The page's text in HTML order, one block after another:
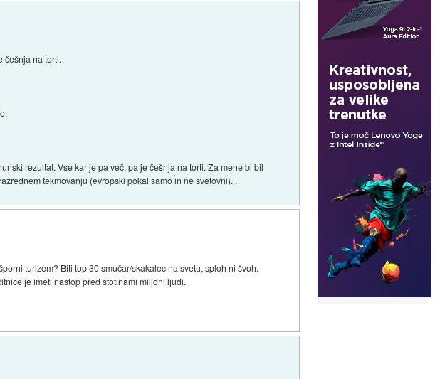
češnja na torti.
rezultat. Vse kar je pa več, pa je češnja na torti. Za mene bi bil
tekmovanju (evropski pokal samo in ne svetovni)...
turizem? Biti top 30 smučar/skakalec na svetu, sploh ni švoh.
je imeti nastop pred stotinami miljoni ljudi.